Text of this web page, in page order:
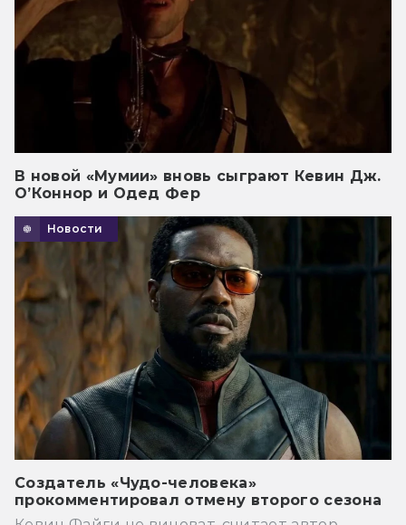
В новой «Мумии» вновь сыграют Кевин Дж.
О’Коннор и Одед Фер
Новости
Создатель «Чудо-человека»
прокомментировал отмену второго сезона